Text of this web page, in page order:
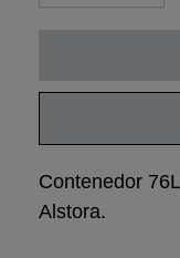
Contenedor
Alstora.